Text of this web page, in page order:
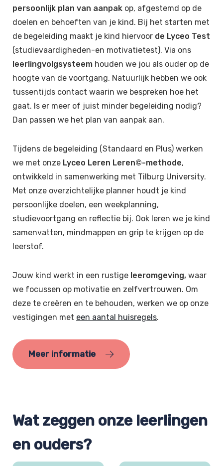
persoonlijk plan van aanpak op, afgestemd op de
doelen en behoeften van je kind. Bij het starten met
de begeleiding maakt je kind hiervoor de Lyceo Test
(studievaardigheden-en motivatietest). Via ons
leerlingvolgsysteem houden we jou als ouder op de
hoogte van de voortgang. Natuurlijk hebben we ook
tussentijds contact waarin we bespreken hoe het
gaat. Is er meer of juist minder begeleiding nodig?
Dan passen we het plan van aanpak aan.
Tijdens de begeleiding (Standaard en Plus) werken
we met onze Lyceo Leren Leren©-methode,
ontwikkeld in samenwerking met Tilburg University.
Met onze overzichtelijke planner houdt je kind
persoonlijke doelen, een weekplanning,
studievoortgang en reflectie bij. Ook leren we je kind
samenvatten, mindmappen en grip te krijgen op de
leerstof.
Jouw kind werkt in een rustige leeromgeving, waar
we focussen op motivatie en zelfvertrouwen. Om
deze te creëren en te behouden, werken we op onze
vestigingen met een aantal huisregels.
Meer informatie
Wat zeggen onze leerlingen
en ouders?